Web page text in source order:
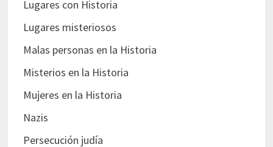
Lugares con Historia
Lugares misteriosos
Malas personas en la Historia
Misterios en la Historia
Mujeres en la Historia
Nazis
Persecución judía